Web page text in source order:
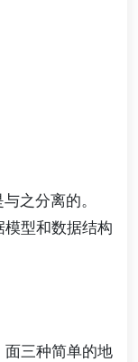
之分离的。
型和数据结构
三种简单的地